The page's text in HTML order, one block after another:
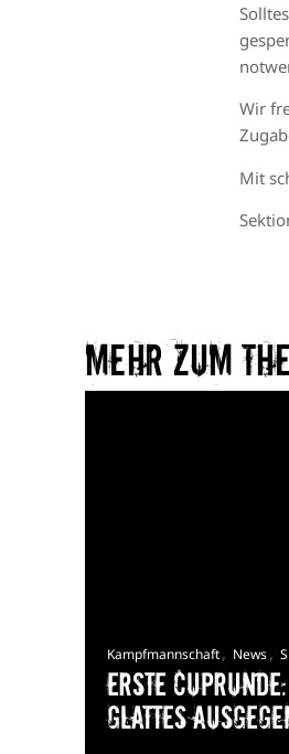
Wir
Mit
Mehr zum
Kampfmannschaft, News,
Erste Cuprunde:
Glattes